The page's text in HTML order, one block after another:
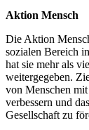
Aktion Mensch
Die Aktion
sozialen Bereich
hat sie mehr als
weitergegeben.
von Menschen
verbessern und
Gesellschaft zu